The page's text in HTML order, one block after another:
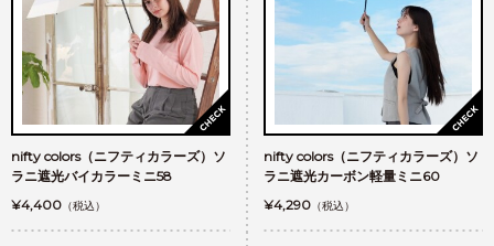
nifty colors（ニフティカラーズ）ソ
ラニ遮光バイカラーミニ58
¥4,400 （税込）
nifty colors（ニフティカラーズ）ソ
ラニ遮光カーボン軽量ミニ60
¥4,290 （税込）